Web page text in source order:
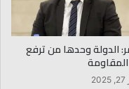
الدولة وحدها من ترفع